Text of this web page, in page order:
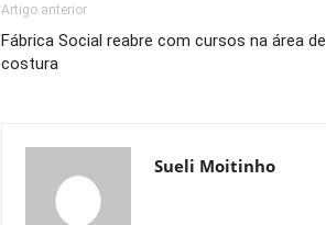
Artigo anterior
Fábrica Social reabre com cursos na área de
costura
Sueli Moitinho